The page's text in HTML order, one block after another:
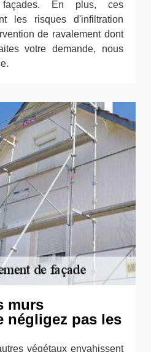
En plus, ces
les risques d'infiltration
de ravalement dont
votre demande, nous
murs
négligez pas les
végétaux envahissent